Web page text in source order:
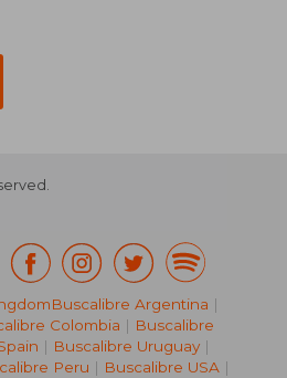
€
Buscalibre Argentina |
Colombia | Buscalibre
| Buscalibre Uruguay |
Peru | Buscalibre USA|